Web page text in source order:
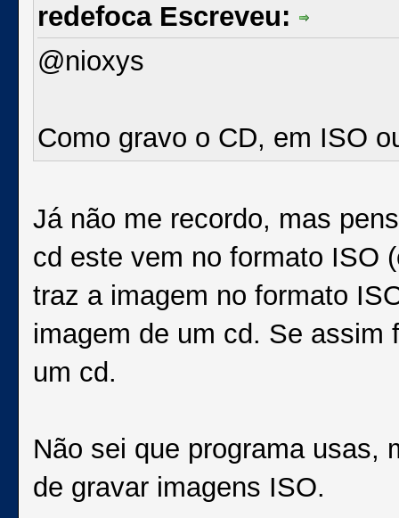
redefoca Escreveu:
@nioxys
Como gravo o CD, em ISO
Já não me recordo, mas
cd este vem no formato ISO
traz a imagem no formato
imagem de um cd. Se assim
um cd.
Não sei que programa usas,
de gravar imagens ISO.